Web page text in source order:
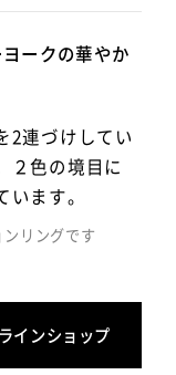
ークの華やか
2連づけしてい
２色の境目に
ます。
リングです
インショップ